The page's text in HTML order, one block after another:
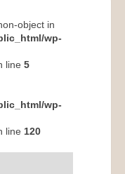
object in
wp-
line 5
wp-
line 120